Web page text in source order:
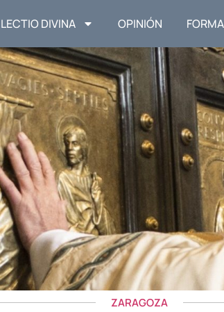
LECTIO DIVINA OPINIÓN
ZARAGOZA